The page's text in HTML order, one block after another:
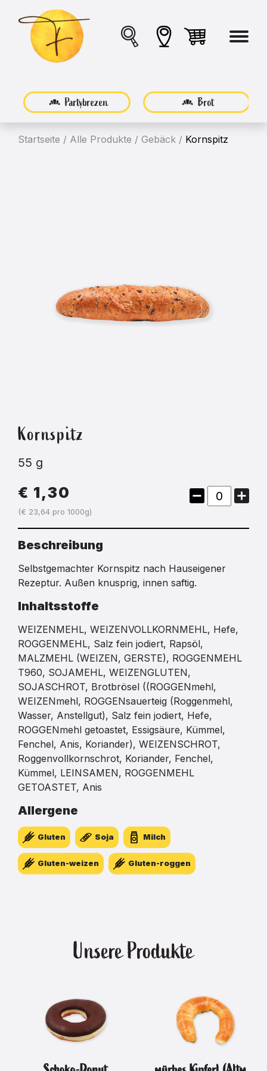
Partybrezen Brot
Startseite / Alle Produkte / Gebäck / Kornspitz
Kornspitz
55 g
€ 1,30
(€ 23,64 pro 1000g)
Beschreibung
Selbstgemachter Kornspitz nach Hauseigener
Rezeptur. Außen knusprig, innen saftig.
Inhaltsstoffe
WEIZENMEHL, WEIZENVOLLKORNMEHL, Hefe,
ROGGENMEHL, Salz fein jodiert, Rapsöl,
MALZMEHL (WEIZEN, GERSTE), ROGGENMEHL
T960, SOJAMEHL, WEIZENGLUTEN,
SOJASCHROT, Brotbrösel ((ROGGENmehl,
WEIZENmehl, ROGGENsauerteig (Roggenmehl,
Wasser, Anstellgut), Salz fein jodiert, Hefe,
ROGGENmehl getoastet, Essigsäure, Kümmel,
Fenchel, Anis, Koriander), WEIZENSCHROT,
Roggenvollkornschrot, Koriander, Fenchel,
Kümmel, LEINSAMEN, ROGGENMEHL
GETOASTET, Anis
Allergene
Gluten Soja Milch
Gluten-weizen Gluten-roggen
Unsere Produkte